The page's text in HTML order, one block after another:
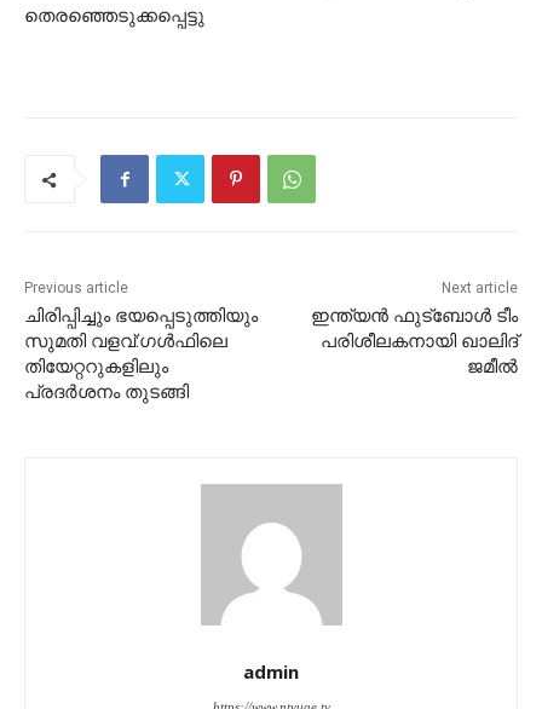
തെരഞ്ഞെടുക്കപ്പെട്ടു
Previous article
ചിരിപ്പിച്ചും ഭയപ്പെടുത്തിയും
സുമതി വളവ്:ഗള്‍ഫിലെ
തിയേറ്ററുകളിലും
പ്രദര്‍ശനം തുടങ്ങി
Next article
ഇന്ത്യന്‍ ഫുട്‌ബോള്‍ ടീം
പരിശീലകനായി ഖാലിദ്
ജമീല്‍
admin